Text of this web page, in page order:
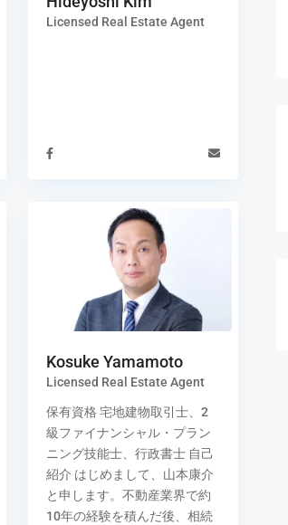
Licensed Real Estate Agent
Kosuke Yamamoto
Licensed Real Estate Agent
保有資格 宅地建物取引士、2
級ファイナンシャル・プラン
ニング技能士、行政書士 自己
紹介 はじめまして、山本康介
と申します。不動産業界で約
10年の経験を積んだ後、相続